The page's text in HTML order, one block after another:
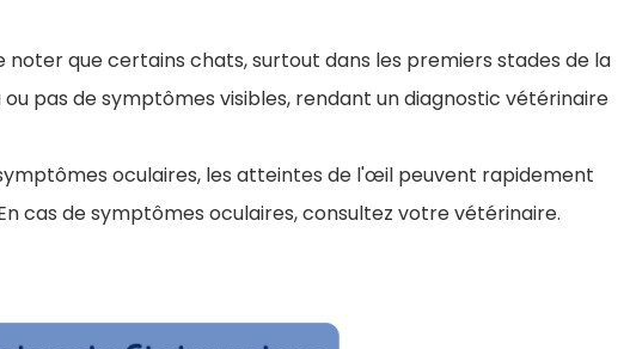
que certains chats, surtout dans les premiers stades de la
pas de symptômes visibles, rendant un diagnostic vétérinaire
oculaires, les atteintes de l'œil peuvent rapidement
cas de symptômes oculaires, consultez votre vétérinaire.